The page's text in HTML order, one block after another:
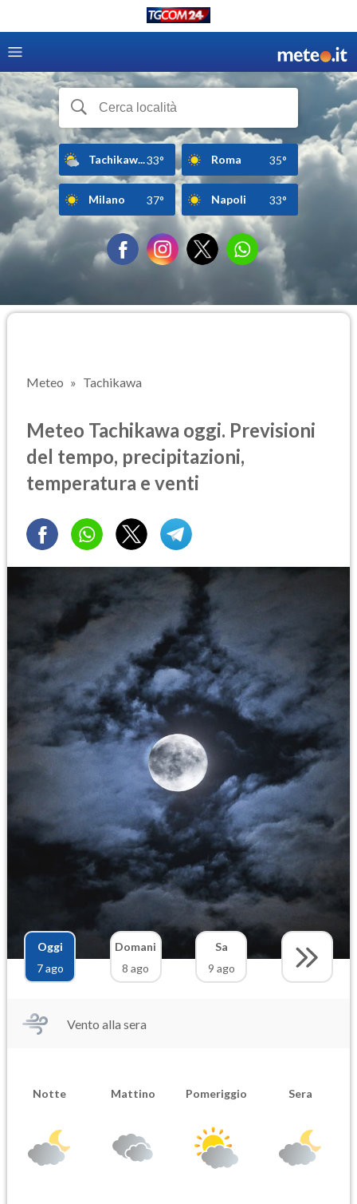
Tachikaw...33° Roma 35°
Milano 37° Napoli 33°
Meteo Tachikawa
Meteo Tachikawa oggi. Previsioni
del tempo, precipitazioni,
temperatura e venti
Oggi
7 ago
Domani
8 ago
Sa
9 ago
Vento alla sera
Notte Mattino Pomeriggio Sera